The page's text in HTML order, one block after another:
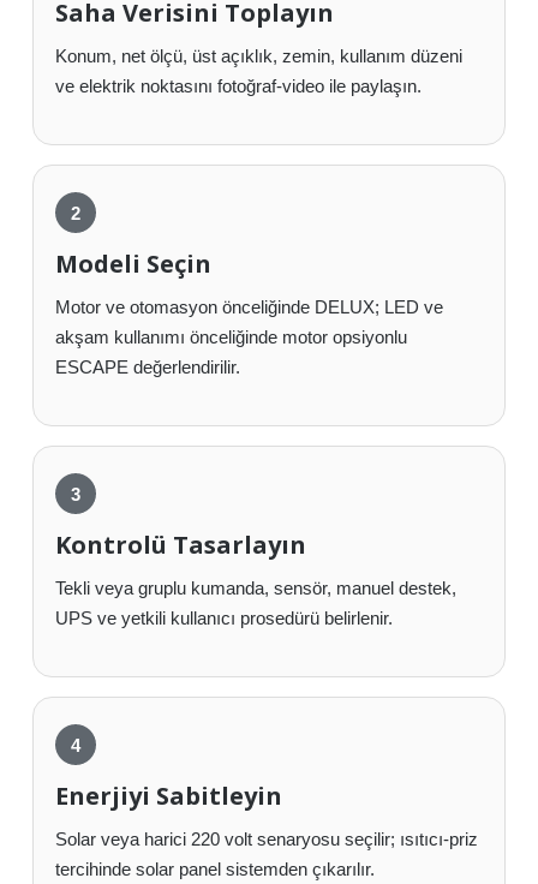
Saha Verisini Toplayın
Konum, net ölçü, üst açıklık, zemin, kullanım düzeni
ve elektrik noktasını fotoğraf-video ile paylaşın.
Modeli Seçin
Motor ve otomasyon önceliğinde DELUX; LED ve
akşam kullanımı önceliğinde motor opsiyonlu
ESCAPE değerlendirilir.
Kontrolü Tasarlayın
Tekli veya gruplu kumanda, sensör, manuel destek,
UPS ve yetkili kullanıcı prosedürü belirlenir.
Enerjiyi Sabitleyin
Solar veya harici 220 volt senaryosu seçilir; ısıtıcı-priz
tercihinde solar panel sistemden çıkarılır.